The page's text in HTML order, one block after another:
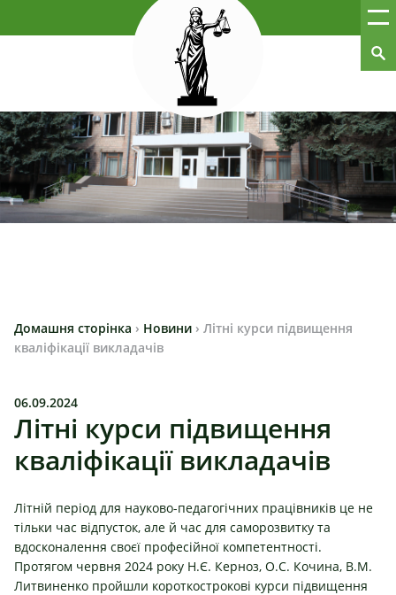
Домашня сторінка › Новини › Літні курси підвищення
кваліфікації викладачів
06.09.2024
Літні курси підвищення
кваліфікації викладачів
Літній період для науково-педагогічних працівників це не
тільки час відпусток, але й час для саморозвитку та
вдосконалення своєї професійної компетентності.
Протягом червня 2024 року Н.Є. Керноз, O.С. Кочина, В.М.
Литвиненко пройшли короткострокові курси підвищення